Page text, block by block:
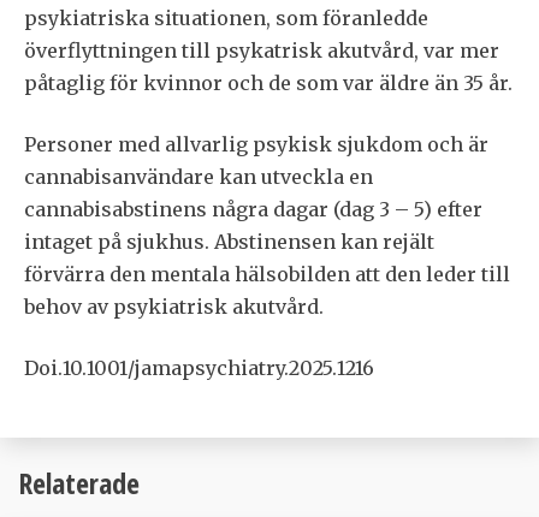
psykiatriska situationen, som föranledde
överflyttningen till psykatrisk akutvård, var mer
påtaglig för kvinnor och de som var äldre än 35 år.
Personer med allvarlig psykisk sjukdom och är
cannabisanvändare kan utveckla en
cannabisabstinens några dagar (dag 3 – 5) efter
intaget på sjukhus. Abstinensen kan rejält
förvärra den mentala hälsobilden att den leder till
behov av psykiatrisk akutvård.
Doi.10.1001/jamapsychiatry.2025.1216
Relaterade